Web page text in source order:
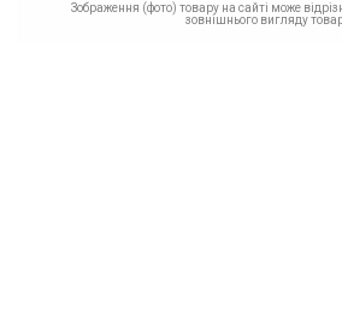
Зображення (фото) товару на сайті може
зовнішнього вигляду